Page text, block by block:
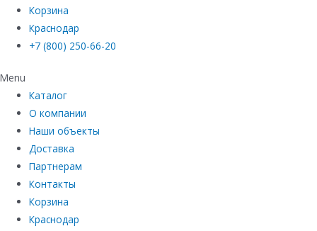
Корзина
Краснодар
+7 (800) 250-66-20
Menu
Каталог
О компании
Наши объекты
Доставка
Партнерам
Контакты
Корзина
Краснодар